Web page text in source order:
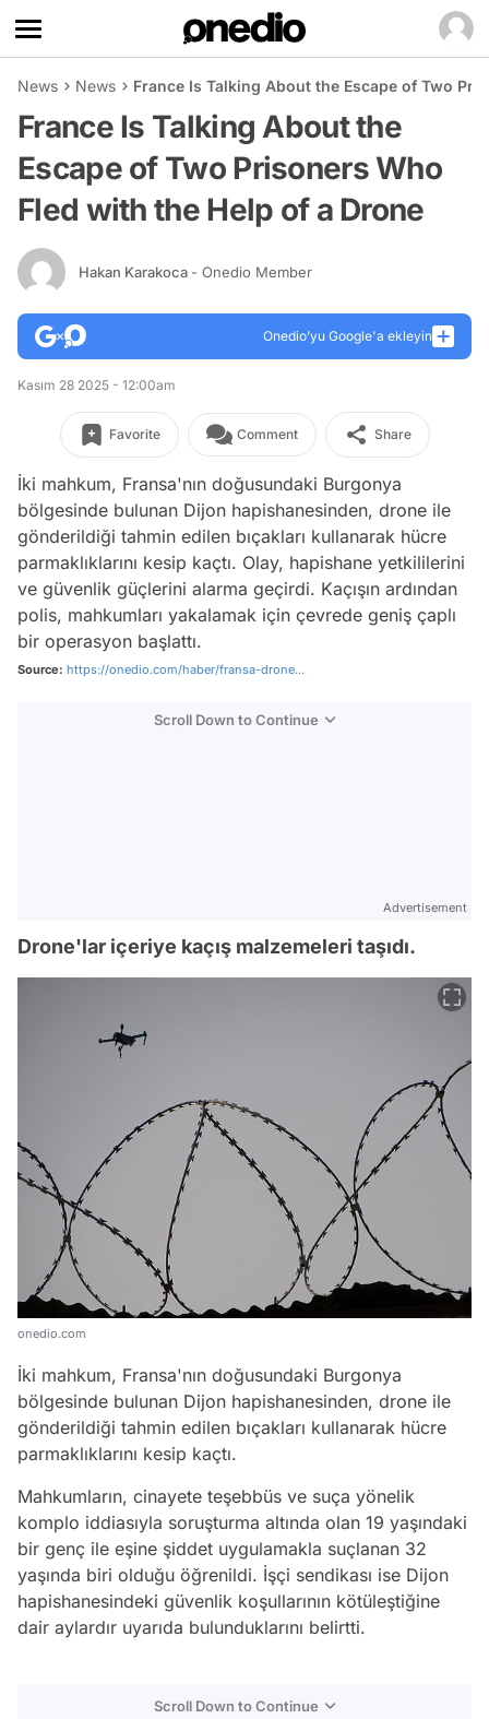
News News France Is Talking About the Escape of Two
France Is Talking About the
Escape of Two Prisoners Who
Fled with the Help of a Drone
Hakan Karakoca - Onedio Member
Onedio’yu Google'a ekleyin
Kasım 28 2025 - 12:00am
Favorite Comment Share
İki mahkum, Fransa'nın doğusundaki Burgonya
bölgesinde bulunan Dijon hapishanesinden, drone ile
gönderildiği tahmin edilen bıçakları kullanarak hücre
parmaklıklarını kesip kaçtı. Olay, hapishane yetkililerini
ve güvenlik güçlerini alarma geçirdi. Kaçışın ardından
polis, mahkumları yakalamak için çevrede geniş çaplı
bir operasyon başlattı.
Source: https://onedio.com/haber/fransa-drone...
Scroll Down to Continue
Advertisement
Drone'lar içeriye kaçış malzemeleri taşıdı.
onedio.com
İki mahkum, Fransa'nın doğusundaki Burgonya
bölgesinde bulunan Dijon hapishanesinden, drone ile
gönderildiği tahmin edilen bıçakları kullanarak hücre
parmaklıklarını kesip kaçtı.
Mahkumların, cinayete teşebbüs ve suça yönelik
komplo iddiasıyla soruşturma altında olan 19 yaşındaki
bir genç ile eşine şiddet uygulamakla suçlanan 32
yaşında biri olduğu öğrenildi. İşçi sendikası ise Dijon
hapishanesindeki güvenlik koşullarının kötüleştiğine
dair aylardır uyarıda bulunduklarını belirtti.
Scroll Down to Continue